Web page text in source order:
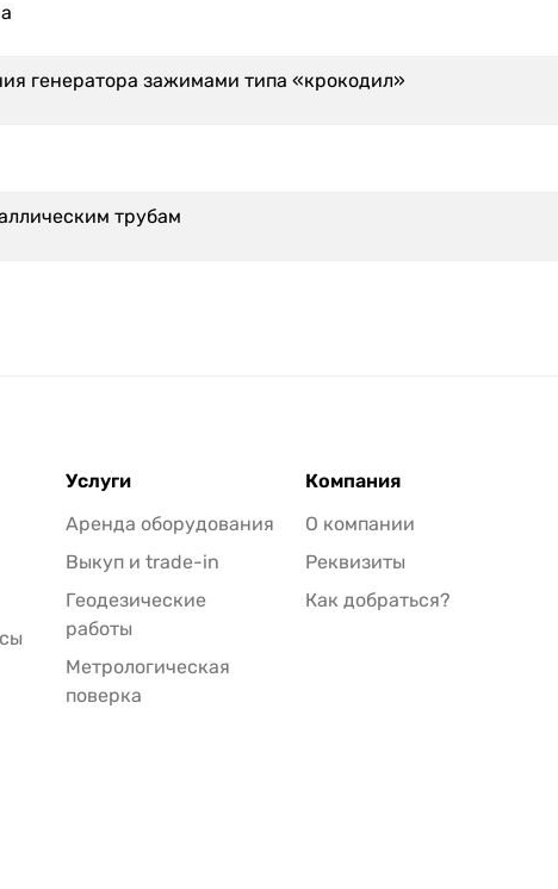
генератора зажимами типа «крокодил»
трубам
Услуги
Аренда оборудования
Выкуп и trade-in
Геодезические
работы
Метрологическая
поверка
Компания
О компании
Реквизиты
Как добраться?